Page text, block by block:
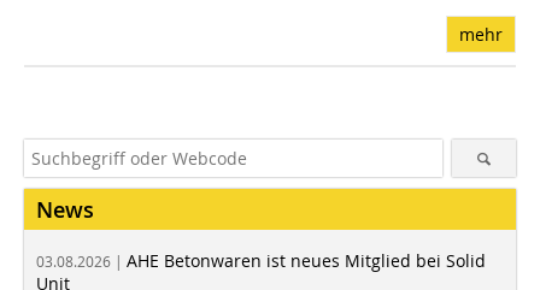
mehr
News
03.08.2026 | AHE Betonwaren ist neues Mitglied bei Solid
Unit